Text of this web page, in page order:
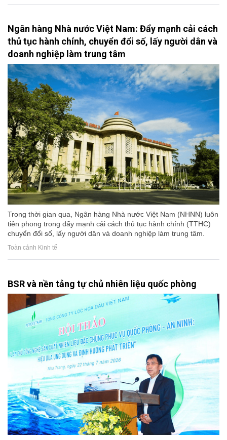
Ngân hàng Nhà nước Việt Nam: Đẩy mạnh cải cách
thủ tục hành chính, chuyển đổi số, lấy người dân và
doanh nghiệp làm trung tâm
Trong thời gian qua, Ngân hàng Nhà nước Việt Nam (NHNN) luôn
tiên phong trong đẩy mạnh cải cách thủ tục hành chính (TTHC)
chuyển đổi số, lấy người dân và doanh nghiệp làm trung tâm.
Toàn cảnh Kinh tế
BSR và nền tảng tự chủ nhiên liệu quốc phòng